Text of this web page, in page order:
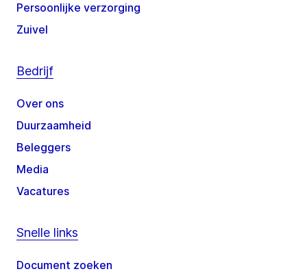
Persoonlijke verzorging
Zuivel
Bedrijf
Over ons
Duurzaamheid
Beleggers
Media
Vacatures
Snelle links
Document zoeken